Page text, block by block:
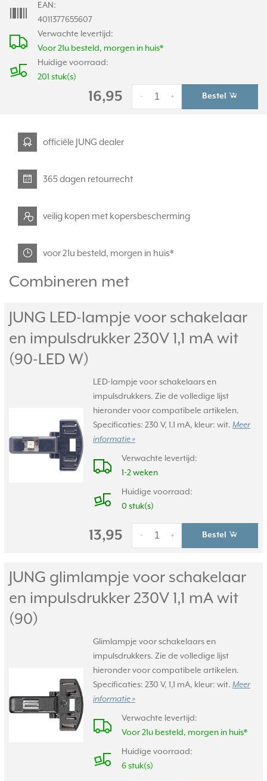
Verwachte levertijd:
Voor 21u besteld, morgen in huis*
Huidige voorraad:
201 stuk(s)
EAN:
4011377655607
16,95 +
- Bestel
officiële JUNG dealer
365 dagen retourrecht
veilig kopen met kopersbescherming
voor 21u besteld, morgen in huis*
Combineren met
JUNG LED-lampje voor schakelaar
en impulsdrukker 230V 1,1 mA wit
(90-LED W)
LED-lampje voor schakelaars en
impulsdrukkers. Zie de volledige lijst
hieronder voor compatibele artikelen.
Specificaties: 230 V, 1.1 mA, kleur: wit. Meer
informatie »
Verwachte levertijd:
1-2 weken
Huidige voorraad:
0 stuk(s)
13,95 +
- Bestel
JUNG glimlampje voor schakelaar
en impulsdrukker 230V 1,1 mA wit
(90)
Glimlampje voor schakelaars en
impulsdrukkers. Zie de volledige lijst
hieronder voor compatibele artikelen.
Specificaties: 230 V, 1,1 mA, kleur: wit. Meer
informatie »
Verwachte levertijd:
Voor 21u besteld, morgen in huis*
Huidige voorraad:
6 stuk(s)